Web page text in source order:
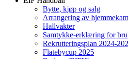
Bytte, kjøp og salg
Arrangering av
Hallvakter
Samtykke-erklæring for
Rekrutteringsplan 2024-
Flatebycup 2025